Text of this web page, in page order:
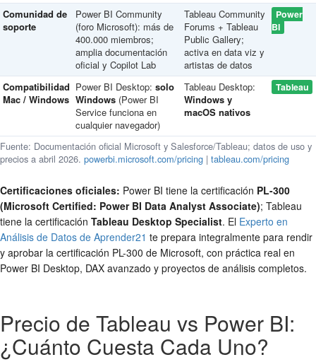
Fuente: Documentación oficial Microsoft y Salesforce/Tableau; datos de uso y
precios a abril 2026. powerbi.microsoft.com/pricing | tableau.com/pricing
Comunidad de
soporte
Power BI Community
(foro Microsoft): más de
400.000 miembros;
amplia documentación
oficial y Copilot Lab
Tableau Community
Forums + Tableau
Public Gallery;
activa en data viz y
artistas de datos
Power
BI
Compatibilidad
Mac / Windows
Power BI Desktop: solo
Windows (Power BI
Service funciona en
cualquier navegador)
Tableau Desktop:
Windows y
macOS nativos
Tableau
Certificaciones oficiales: Power BI tiene la certificación PL-300
(Microsoft Certified: Power BI Data Analyst Associate); Tableau
tiene la certificación Tableau Desktop Specialist. El Experto en
Análisis de Datos de Aprender21 te prepara integralmente para rendir
y aprobar la certificación PL-300 de Microsoft, con práctica real en
Power BI Desktop, DAX avanzado y proyectos de análisis completos.
Precio de Tableau vs Power BI:
¿Cuánto Cuesta Cada Uno?